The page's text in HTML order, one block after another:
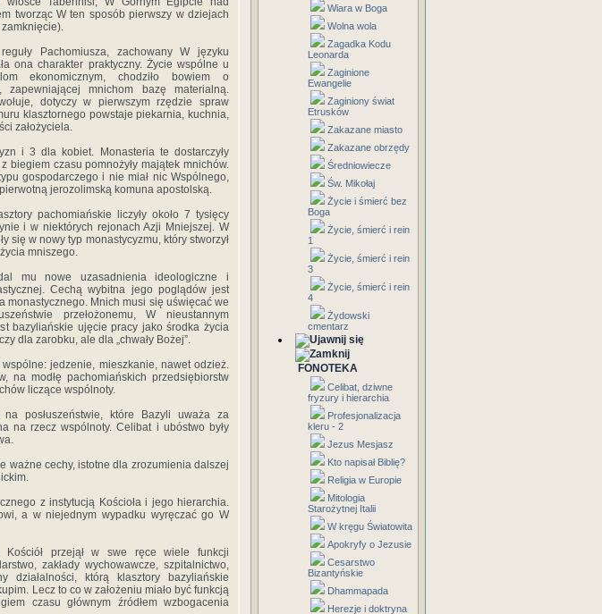
tworząc W ten sposób pierwszy w dziejach
zamknięcie).
Pachomiusza, zachowany W języku
ona charakter praktyczny. Życie wspólne u
ekonomicznym, chodziło bowiem o
zapewniającej mnichom bazę materialną.
dotyczy w pierwszym rzędzie spraw
klasztornego powstaje piekarnia, kuchnia,
założyciela.
i 3 dla kobiet. Monasteria te dostarczyły
biegiem czasu pomnożyły majątek mnichów.
gospodarczego i nie miał nic Wspólnego,
jerozolimską komuna apostolską.
pachomiańskie liczyły około 7 tysięcy
i w niektórych rejonach Azji Mniejszej. W
się w nowy typ monastycyzmu, który stworzył
mniszego.
mu nowe uzasadnienia ideologiczne i
Cechą wybitna jego poglądów jest
monastycznego. Mnich musi się uświęcać we
przełożonemu, W nieustannym
bazyliańskie ujęcie pracy jako środka życia
dla zarobku, ale dla „chwały Bożej”.
jedzenie, mieszkanie, nawet odzież.
na modłę pachomiańskich przedsiębiorstw
liczące wspólnoty.
posłuszeństwie, które Bazyli uważa za
na rzecz wspólnoty. Celibat i ubóstwo były
ważne cechy, istotne dla zrozumienia dalszej
z instytucją Kościoła i jego hierarchia.
a w niejednym wypadku wyręczać go W
przejął w swe ręce wiele funkcji
zakłady wychowawcze, szpitalnictwo,
działalności, którą klasztory bazyliańskie
Lecz to co w założeniu miało być funkcją
czasu głównym źródłem wzbogacenia
Wiara w Boga
Wolna wola
Zagadka Kodu
Leonarda
Zaginione
Ewangelie
Zaginiony świat
Etrusków
Zakazane miasto
Zakazane obrzędy
Średniowiecze
Św. Mikołaj
Życie i śmierć bez
Boga
Życie, śmierć i rein
1
Życie, śmierć i rein
3
Życie, śmierć i rein
4
Żydowski
cmentarz
FONOTEKA
Celibat, dziwne
fryzury i hierarchia
Profesjonalizacja
kleru - 2
Jezus Mesjasz
Kto napisał Biblię?
Religia w Europie
Mitologia
Starożytnej Italii
W kręgu Światowita
Apokryfy o Jezusie
Cesarstwo
Bizantyńskie
Dhammapada
Herezje i doktryna